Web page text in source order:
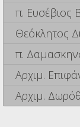
π. Ευσέβιος
Θεόκλητος
π.
Αρχιμ.
Αρχιμ.